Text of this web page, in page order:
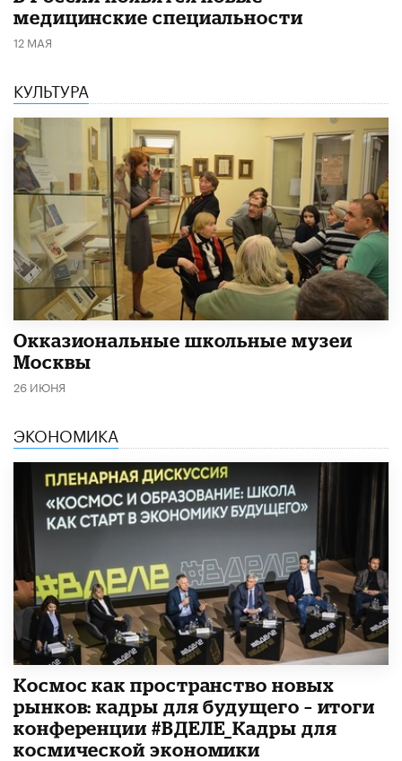
медицинские специальности
12 МАЯ
КУЛЬТУРА
​Окказиональные школьные музеи
Москвы
26 ИЮНЯ
ЭКОНОМИКА
Космос как пространство новых
рынков: кадры для будущего – итоги
конференции #ВДЕЛЕ_Кадры для
космической экономики